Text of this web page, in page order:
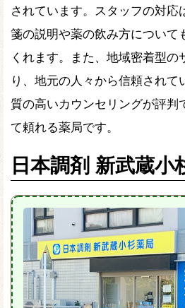
されています。スタッフの対応
箋の説明や薬の飲み方について
くれます。また、地域密着型の
り、地元の人々から信頼されて
質の高いカウンセリングが評判
て頼れる薬局です。
日本調剤 新武蔵小